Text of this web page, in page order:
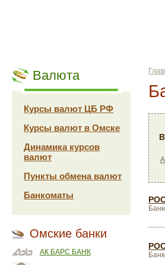
Валюта
Курсы валют ЦБ РФ
Курсы валют в Омске
Динамика курсов
валют
Пункты обмена валют
Банкоматы
Омские банки
АК БАРС БАНК
А